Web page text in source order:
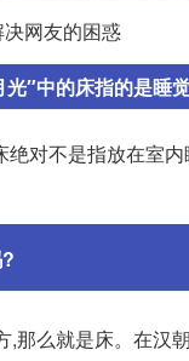
决网友的困惑
″中的床指的是睡
绝对不是指放在室
那么就是床。在汉